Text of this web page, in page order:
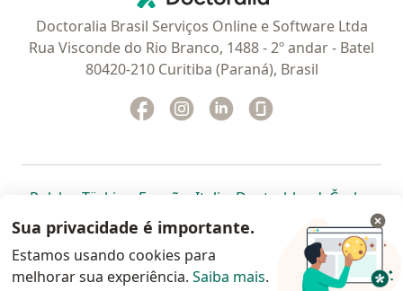
Doctoralia Brasil Serviços Online e Software Ltda
Rua Visconde do Rio Branco, 1488 - 2º andar - Batel
80420-210 Curitiba (Paraná), Brasil
Facebook
abre num novo separador
Instagram
abre num novo separador
Linkedin
abre num novo
Polska abre num novo separador
Türkiye abre num novo separador
España abre num novo separador
Italia abre num novo
Deutschlandabre num
Česko
Portugal abre num novo separador
, México abre num novo separador
, abre num novo separador
Brasil abre num novoabre num
abre
Colombia abre num novo
www.doctoralia.com.br © 2026 - Agende agora sua
Sua privacidade é importante.
Estamos usando cookies para
melhorar sua experiência. Saiba mais.